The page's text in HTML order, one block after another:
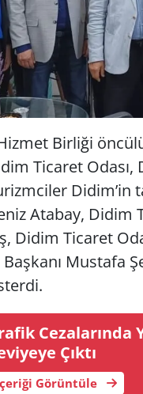
Birliği
Ticaret Odası,
Didim’in
Atabay,
Didim Ticaret
Mustafa
Ce­za­la­rın­da
Çıktı
Görüntüle